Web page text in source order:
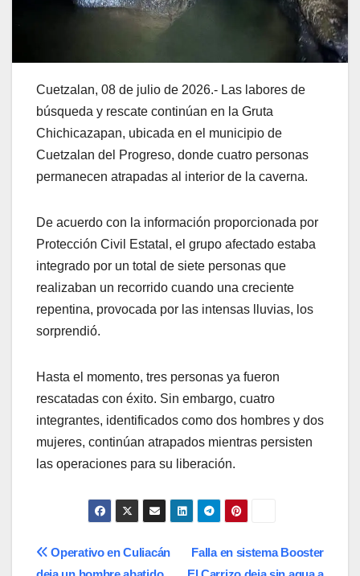
Cuetzalan, 08 de julio de 2026.- Las labores de
búsqueda y rescate continúan en la Gruta
Chichicazapan, ubicada en el municipio de
Cuetzalan del Progreso, donde cuatro personas
permanecen atrapadas al interior de la caverna.
De acuerdo con la información proporcionada por
Protección Civil Estatal, el grupo afectado estaba
integrado por un total de siete personas que
realizaban un recorrido cuando una creciente
repentina, provocada por las intensas lluvias, los
sorprendió.
Hasta el momento, tres personas ya fueron
rescatadas con éxito. Sin embargo, cuatro
integrantes, identificados como dos hombres y dos
mujeres, continúan atrapados mientras persisten
las operaciones para su liberación.
Navegación
Falla en sistema Booster
Operativo en Culiacán